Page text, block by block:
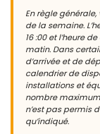
En règle
de la semaine.
16 :00 et l’heure
matin. Dans
d’arrivée et de
calendrier de
installations et
nombre
n’est pas permis
qu’indiqué.